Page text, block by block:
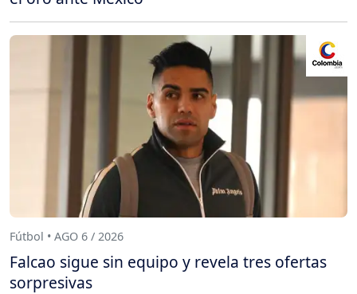
Fútbol • AGO 6 / 2026
Falcao sigue sin equipo y revela tres ofertas
sorpresivas